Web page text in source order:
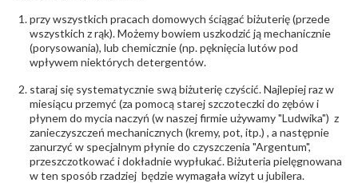
Bezpieczeństwo
- rodzaj
ostrzeżenia:
Nie nadaje się dla dzieci w wieku poniżej 3 lat
, Elementy w wyrobie wykonane z białego złota
zawierają nikiel
przy wszystkich pracach domowych ściągać biżuterię (przede
wszystkich z rąk). Możemy bowiem uszkodzić ją mechanicznie
(porysowania), lub chemicznie (np. pęknięcia lutów pod
wpływem niektórych detergentów.
staraj się systematycznie swą biżuterię czyścić. Najlepiej raz w
miesiącu przemyć (za pomocą starej szczoteczki do zębów i
płynem do mycia naczyń (w naszej firmie używamy "Ludwika") z
zanieczyszczeń mechanicznych (kremy, pot, itp.) , a następnie
zanurzyć w specjalnym płynie do czyszczenia "Argentum",
przeszczotkować i dokładnie wypłukać. Biżuteria pielęgnowana
w ten sposób rzadziej będzie wymagała wizyt u jubilera.